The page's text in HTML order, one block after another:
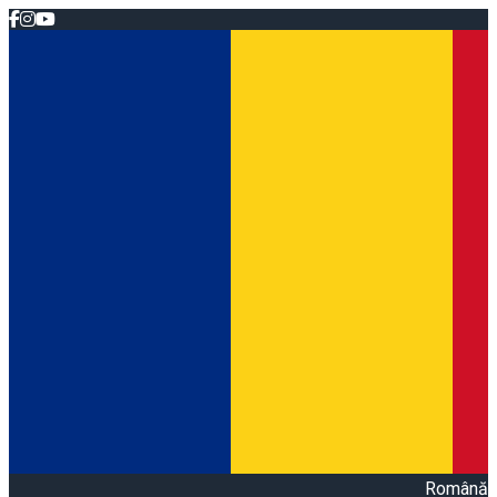
Română